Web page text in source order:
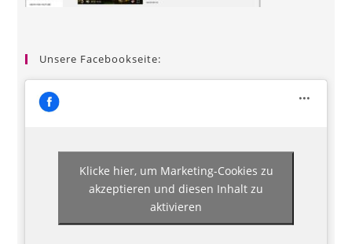
Unsere Facebookseite:
Klicke hier, um Marketing-Cookies zu
akzeptieren und diesen Inhalt zu
aktivieren